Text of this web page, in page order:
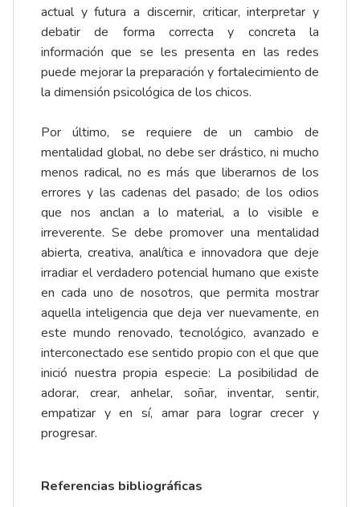
actual y futura a discernir, criticar, interpretar y
debatir de forma correcta y concreta la
información que se les presenta en las redes
puede mejorar la preparación y fortalecimiento de
la dimensión psicológica de los chicos.
Por último, se requiere de un cambio de
mentalidad global, no debe ser drástico, ni mucho
menos radical, no es más que liberarnos de los
errores y las cadenas del pasado; de los odios
que nos anclan a lo material, a lo visible e
irreverente. Se debe promover una mentalidad
abierta, creativa, analítica e innovadora que deje
irradiar el verdadero potencial humano que existe
en cada uno de nosotros, que permita mostrar
aquella inteligencia que deja ver nuevamente, en
este mundo renovado, tecnológico, avanzado e
interconectado ese sentido propio con el que que
inició nuestra propia especie: La posibilidad de
adorar, crear, anhelar, soñar, inventar, sentir,
empatizar y en sí, amar para lograr crecer y
progresar.
Referencias bibliográficas